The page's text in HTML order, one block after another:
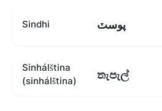
Sindhi پوسٽ
Sinhálština
(sinhálština)
තැපැල්